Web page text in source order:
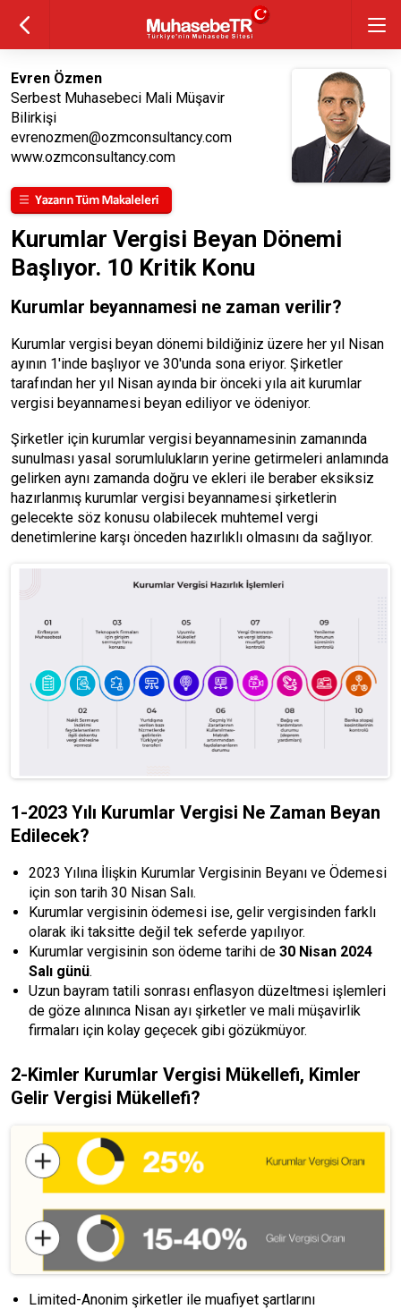
Evren Özmen
Serbest Muhasebeci Mali Müşavir
Bilirkişi
evrenozmen@ozmconsultancy.com
www.ozmconsultancy.com
Kurumlar Vergisi Beyan Dönemi
Başlıyor. 10 Kritik Konu
Kurumlar beyannamesi ne zaman verilir?
Kurumlar vergisi beyan dönemi bildiğiniz üzere her yıl Nisan
ayının 1'inde başlıyor ve 30'unda sona eriyor. Şirketler
tarafından her yıl Nisan ayında bir önceki yıla ait kurumlar
vergisi beyannamesi beyan ediliyor ve ödeniyor.
Şirketler için kurumlar vergisi beyannamesinin zamanında
sunulması yasal sorumlulukların yerine getirmeleri anlamında
gelirken aynı zamanda doğru ve ekleri ile beraber eksiksiz
hazırlanmış kurumlar vergisi beyannamesi şirketlerin
gelecekte söz konusu olabilecek muhtemel vergi
denetimlerine karşı önceden hazırlıklı olmasını da sağlıyor.
1-2023 Yılı Kurumlar Vergisi Ne Zaman Beyan
Edilecek?
2023 Yılına İlişkin Kurumlar Vergisinin Beyanı ve Ödemesi
için son tarih 30 Nisan Salı.
Kurumlar vergisinin ödemesi ise, gelir vergisinden farklı
olarak iki taksitte değil tek seferde yapılıyor.
Kurumlar vergisinin son ödeme tarihi de 30 Nisan 2024
Salı günü.
Uzun bayram tatili sonrası enflasyon düzeltmesi işlemleri
de göze alınınca Nisan ayı şirketler ve mali müşavirlik
firmaları için kolay geçecek gibi gözükmüyor.
2-Kimler Kurumlar Vergisi Mükellefi, Kimler
Gelir Vergisi Mükellefi?
Limited-Anonim şirketler ile muafiyet şartlarını